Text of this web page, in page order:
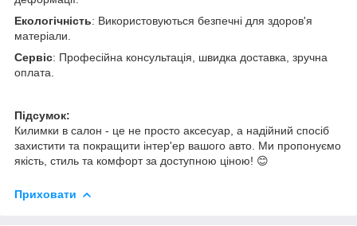
Екологічність: Використовуються безпечні для здоров'я
матеріали.
Сервіс: Професійна консультація, швидка доставка, зручна
оплата.
Підсумок:
Килимки в салон - це не просто аксесуар, а надійний спосіб
захистити та покращити інтер'ер вашого авто. Ми пропонуємо
якість, стиль та комфорт за доступною ціною! 😊
Приховати